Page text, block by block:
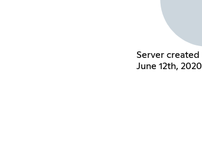
Server created
June 12th, 2020